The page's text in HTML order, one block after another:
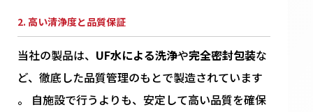
2. 高い清浄度と品質保証
当社の製品は、 UF水による洗浄や完全密封包装な
ど、徹底した品質管理のもとで製造されています
。 自施設で行うよりも、安定して高い品質を確保